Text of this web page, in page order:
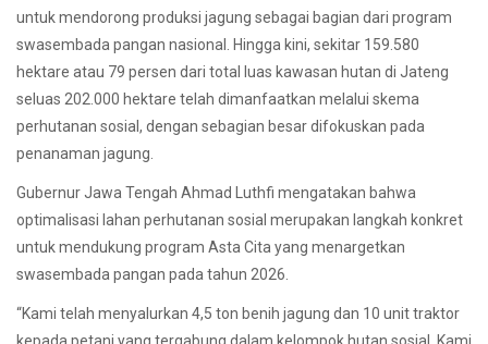
untuk mendorong produksi jagung sebagai bagian dari program
swasembada pangan nasional. Hingga kini, sekitar 159.580
hektare atau 79 persen dari total luas kawasan hutan di Jateng
seluas 202.000 hektare telah dimanfaatkan melalui skema
perhutanan sosial, dengan sebagian besar difokuskan pada
penanaman jagung.
Gubernur Jawa Tengah Ahmad Luthfi mengatakan bahwa
optimalisasi lahan perhutanan sosial merupakan langkah konkret
untuk mendukung program Asta Cita yang menargetkan
swasembada pangan pada tahun 2026.
“Kami telah menyalurkan 4,5 ton benih jagung dan 10 unit traktor